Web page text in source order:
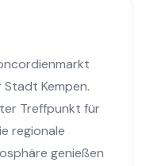
Kempen.
Treffpunkt für
regionale
genießen